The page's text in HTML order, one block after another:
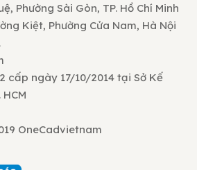
Phường Sài Gòn, TP. Hồ Chí Minh
Kiệt, Phường Cửa Nam, Hà Nội
cấp ngày 17/10/2014 tại Sở Kế
OneCadvietnam